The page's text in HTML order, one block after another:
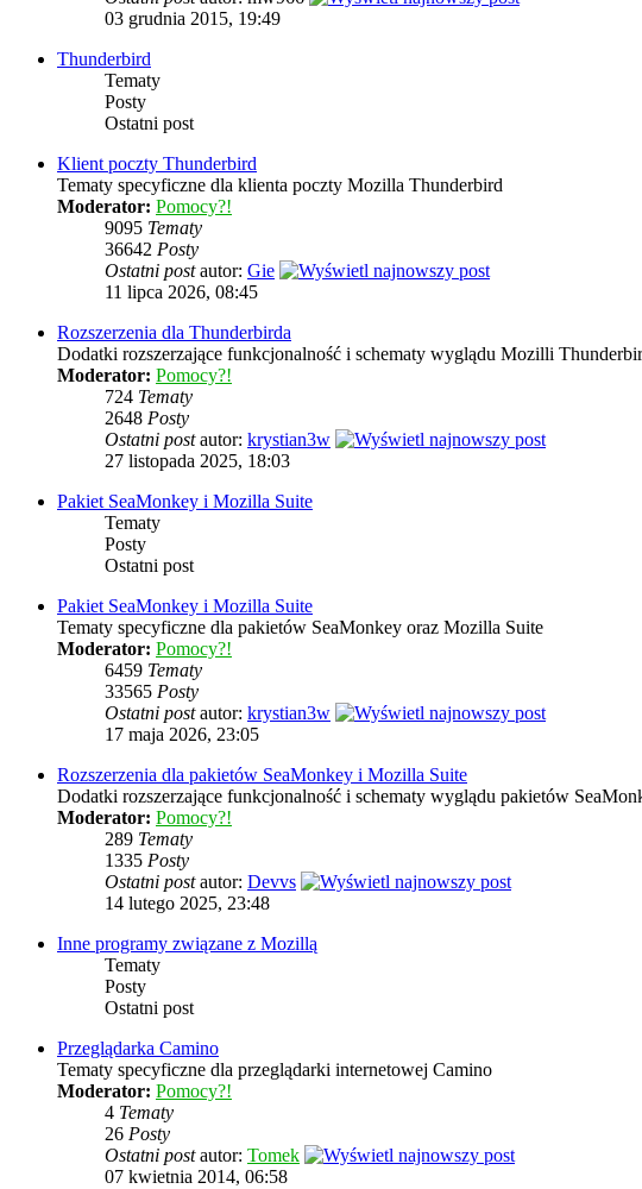
03 grudnia 2015, 19:49
Thunderbird
Tematy
Posty
Ostatni post
Klient poczty Thunderbird
Tematy specyficzne dla klienta poczty Mozilla Thunderbird
Moderator: Pomocy?!
9095 Tematy
36642 Posty
Ostatni postautor: Gie
11 lipca 2026, 08:45
Rozszerzenia dla Thunderbirda
Dodatki rozszerzające funkcjonalność i schematy wyglądu Mozilli
Moderator: Pomocy?!
724 Tematy
2648 Posty
Ostatni postautor: krystian3w
27 listopada 2025, 18:03
Pakiet SeaMonkey i Mozilla Suite
Tematy
Posty
Ostatni post
Pakiet SeaMonkey i Mozilla Suite
Tematy specyficzne dla pakietów SeaMonkey oraz Mozilla Suite
Moderator: Pomocy?!
6459 Tematy
33565 Posty
Ostatni postautor: krystian3w
17 maja 2026, 23:05
Rozszerzenia dla pakietów SeaMonkey i Mozilla Suite
Dodatki rozszerzające funkcjonalność i schematy wyglądu pakietów
Moderator: Pomocy?!
289 Tematy
1335 Posty
Ostatni postautor: Devvs
14 lutego 2025, 23:48
Inne programy związane z Mozillą
Tematy
Posty
Ostatni post
Przeglądarka Camino
Tematy specyficzne dla przeglądarki internetowej Camino
Moderator: Pomocy?!
4 Tematy
26 Posty
Ostatni postautor: Tomek
07 kwietnia 2014, 06:58